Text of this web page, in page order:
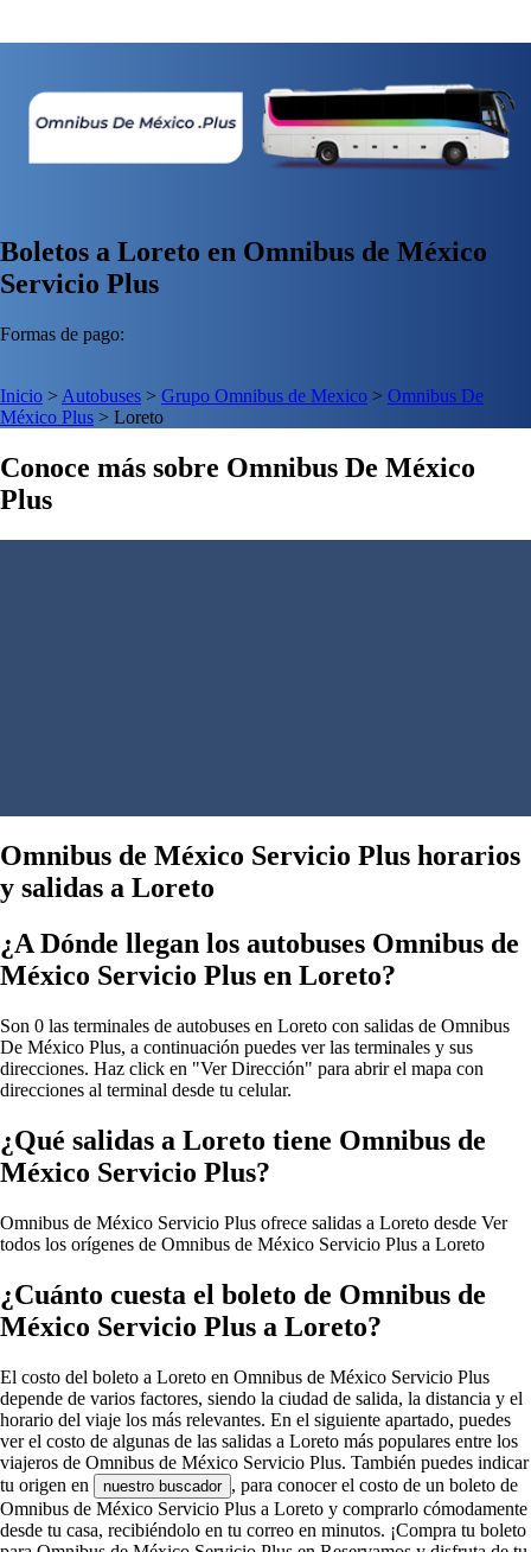
Boletos a Loreto en Omnibus de México
Servicio Plus
Formas de pago:
Inicio > Autobuses > Grupo Omnibus de Mexico > Omnibus De
México Plus > Loreto
Conoce más sobre Omnibus De México
Plus
Omnibus de México Servicio Plus horarios
y salidas a Loreto
¿A Dónde llegan los autobuses Omnibus de
México Servicio Plus en Loreto?
Son 0 las terminales de autobuses en Loreto con salidas de Omnibus
De México Plus, a continuación puedes ver las terminales y sus
direcciones. Haz click en "Ver Dirección" para abrir el mapa con
direcciones al terminal desde tu celular.
¿Qué salidas a Loreto tiene Omnibus de
México Servicio Plus?
Omnibus de México Servicio Plus ofrece salidas a Loreto desde Ver
todos los orígenes de Omnibus de México Servicio Plus a Loreto
¿Cuánto cuesta el boleto de Omnibus de
México Servicio Plus a Loreto?
El costo del boleto a Loreto en Omnibus de México Servicio Plus
depende de varios factores, siendo la ciudad de salida, la distancia y el
horario del viaje los más relevantes. En el siguiente apartado, puedes
ver el costo de algunas de las salidas a Loreto más populares entre los
viajeros de Omnibus de México Servicio Plus. También puedes indicar
tu origen en
nuestro buscador , para conocer el costo de un boleto de
Omnibus de México Servicio Plus a Loreto y comprarlo cómodamente
desde tu casa, recibiéndolo en tu correo en minutos. ¡Compra tu boleto